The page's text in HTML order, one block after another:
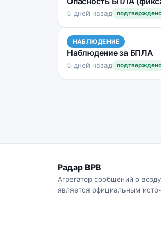
5 дней назад
НАБЛЮДЕНИЕ
Наблюдение за БПЛА
5 дней назад
Радар ВРВ
Агрегатор сообщений о
является официальным